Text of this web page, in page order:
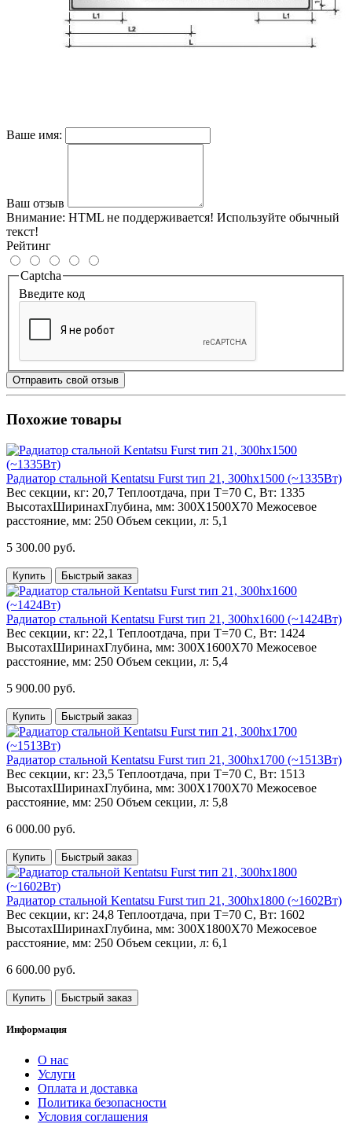
Ваше имя:
Ваш отзыв
Внимание: HTML не поддерживается! Используйте обычный
текст!
Рейтинг
Captcha
Введите код
Отправить свой отзыв
Похожие товары
Радиатор стальной Kentatsu Furst тип 21, 300hх1500 (~1335Вт)
Вес секции, кг: 20,7 Теплоотдача, при Т=70 С, Вт: 1335
ВысотахШиринахГлубина, мм: 300Х1500Х70 Межосевое
расстояние, мм: 250 Объем секции, л: 5,1
5 300.00 руб.
Купить Быстрый заказ
Радиатор стальной Kentatsu Furst тип 21, 300hх1600 (~1424Вт)
Вес секции, кг: 22,1 Теплоотдача, при Т=70 С, Вт: 1424
ВысотахШиринахГлубина, мм: 300Х1600Х70 Межосевое
расстояние, мм: 250 Объем секции, л: 5,4
5 900.00 руб.
Купить Быстрый заказ
Радиатор стальной Kentatsu Furst тип 21, 300hх1700 (~1513Вт)
Вес секции, кг: 23,5 Теплоотдача, при Т=70 С, Вт: 1513
ВысотахШиринахГлубина, мм: 300Х1700Х70 Межосевое
расстояние, мм: 250 Объем секции, л: 5,8
6 000.00 руб.
Купить Быстрый заказ
Радиатор стальной Kentatsu Furst тип 21, 300hх1800 (~1602Вт)
Вес секции, кг: 24,8 Теплоотдача, при Т=70 С, Вт: 1602
ВысотахШиринахГлубина, мм: 300Х1800Х70 Межосевое
расстояние, мм: 250 Объем секции, л: 6,1
6 600.00 руб.
Купить Быстрый заказ
Информация
О нас
Услуги
Оплата и доставка
Политика безопасности
Условия соглашения